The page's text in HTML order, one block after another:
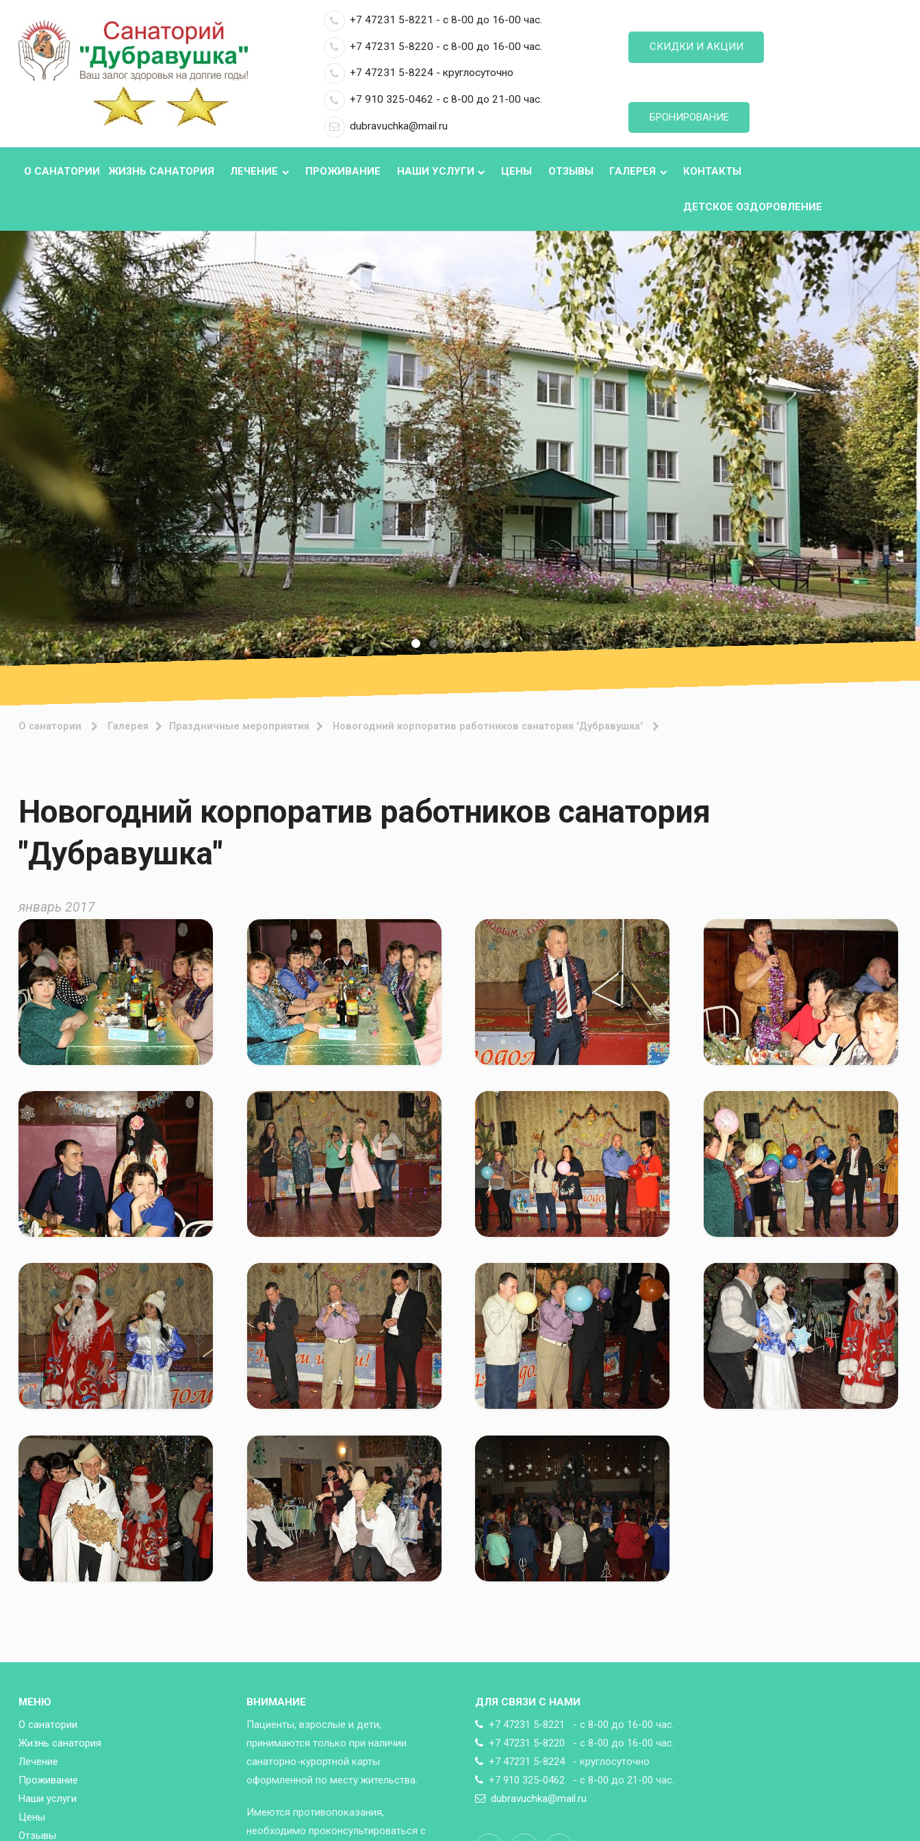
+7 47231 5-8221 - с 8-00 до 16-00 час.
+7 47231 5-8220 - с 8-00 до 16-00 час.
+7 47231 5-8224 - круглосуточно
+7 910 325-0462 - с 8-00 до 21-00 час.
dubravuchka@mail.ru
СКИДКИ И АКЦИИ
БРОНИРОВАНИЕ
О САНАТОРИИ ЖИЗНЬ САНАТОРИЯ ЛЕЧЕНИЕ ПРОЖИВАНИЕ НАШИ УСЛУГИ ЦЕНЫ ОТЗЫВЫ ГАЛЕРЕЯ КОНТАКТЫ
ДЕТСКОЕ ОЗДОРОВЛЕНИЕ
О санатории Галерея Праздничные мероприятия Новогодний корпоратив работников санатория "Дубравушка"
Новогодний корпоратив работников санатория
"Дубравушка"
январь 2017
МЕНЮ
О санатории
Жизнь санатория
Лечение
Проживание
Наши услуги
Цены
Отзывы
ВНИМАНИЕ
Пациенты, взрослые и дети,
принимаются только при наличии
санаторно-курортной карты
оформленной по месту жительства.
Имеются противопоказания,
необходимо проконсультироваться с
ДЛЯ СВЯЗИ С НАМИ
+7 47231 5-8221 - с 8-00 до 16-00 час.
+7 47231 5-8220 - с 8-00 до 16-00 час.
+7 47231 5-8224 - круглосуточно
+7 910 325-0462 - с 8-00 до 21-00 час.
dubravuchka@mail.ru